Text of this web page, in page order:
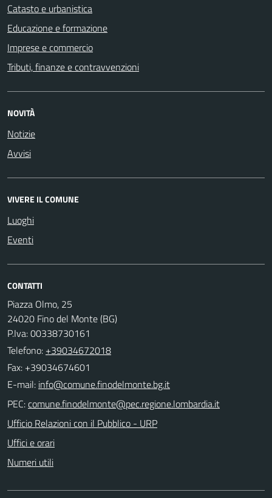
Catasto e urbanistica
Educazione e formazione
Imprese e commercio
Tributi, finanze e contravvenzioni
NOVITÀ
Notizie
Avvisi
VIVERE IL COMUNE
Luoghi
Eventi
CONTATTI
Piazza Olmo, 25
24020 Fino del Monte (BG)
P.Iva: 00338730161
Telefono: +39034672018
Fax: +39034674601
E-mail:
PEC:
Ufficio Relazioni con il Pubblico - URP
Uffici e orari
Numeri utili